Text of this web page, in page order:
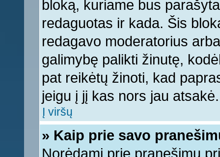
bloką, kuriame bus
redaguotas ir kada. Šis
redagavo moderatorius
galimybę palikti žinutę,
pat reikėtų žinoti, kad
jeigu į jį kas nors jau atsakė.
Į viršų
» Kaip prie savo
Norėdami prie pranešimų